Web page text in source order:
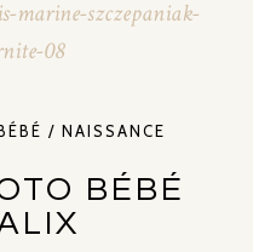
/ NAISSANCE
BÉBÉ